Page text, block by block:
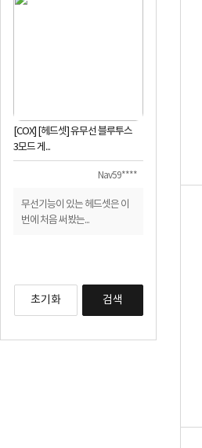
[RAZER] [레이저코리아] 무선
게이밍 헤드...
Nav52****
일반배송도 진짜 빠르네요 하
루만에 받았습니다...
초기화 검색